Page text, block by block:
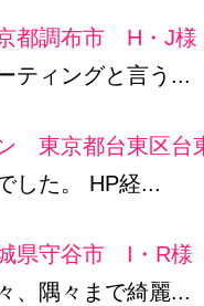
都調布市 H・J様
ティングと言う...
東京都台東区
した。 HP経...
県守谷市 I・R様
、隅々まで綺麗...